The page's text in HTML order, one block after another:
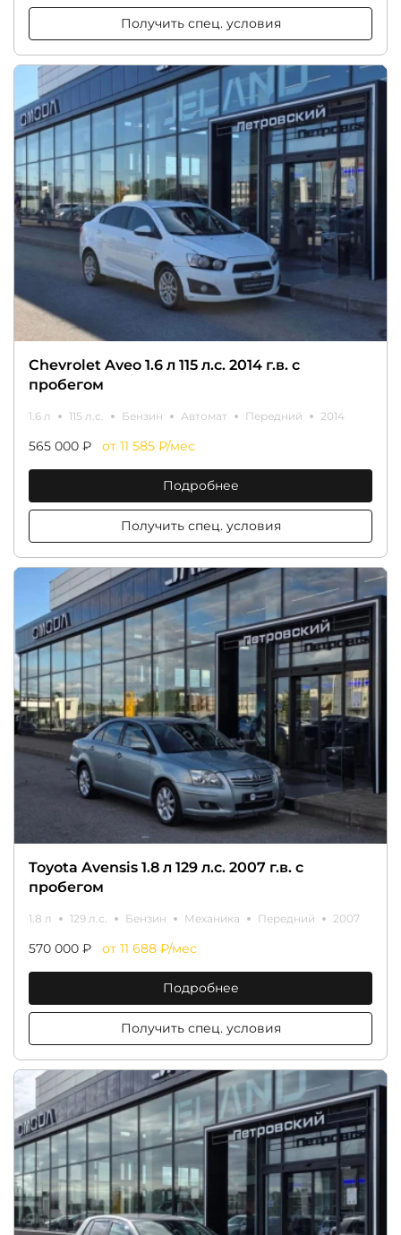
Получить спец. условия
Chevrolet Aveo 1.6 л 115 л.с. 2014 г.в. с
пробегом
1.6 л 115 л.с. Бензин Автомат Передний 2014
565 000 ₽ от 11 585 ₽/мес
Подробнее
Получить спец. условия
Toyota Avensis 1.8 л 129 л.с. 2007 г.в. с
пробегом
1.8 л 129 л.с. Бензин Механика Передний 2007
570 000 ₽ от 11 688 ₽/мес
Подробнее
Получить спец. условия